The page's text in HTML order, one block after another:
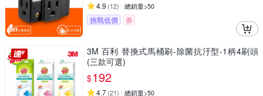
4.9 (12) 總銷量>50
挑戰低價 券
3M 百利 替換式馬桶刷-除菌抗汙型-1柄4刷頭
(三款可選)
$192
4.7(21) 總銷量>50